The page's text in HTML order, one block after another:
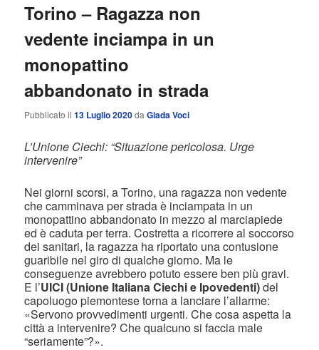
Torino – Ragazza non
vedente inciampa in un
monopattino
abbandonato in strada
Pubblicato il13 Luglio 2020daGiada Voci
L’Unione Ciechi: “Situazione pericolosa. Urge
intervenire”
Nei giorni scorsi, a Torino, una ragazza non vedente
che camminava per strada è inciampata in un
monopattino abbandonato in mezzo al marciapiede
ed è caduta per terra. Costretta a ricorrere al soccorso
dei sanitari, la ragazza ha riportato una contusione
guaribile nel giro di qualche giorno. Ma le
conseguenze avrebbero potuto essere ben più gravi.
E l’UICI (Unione Italiana Ciechi e Ipovedenti)del
capoluogo piemontese torna a lanciare l’allarme:
«Servono provvedimenti urgenti. Che cosa aspetta la
città a intervenire? Che qualcuno si faccia male
“seriamente”?».